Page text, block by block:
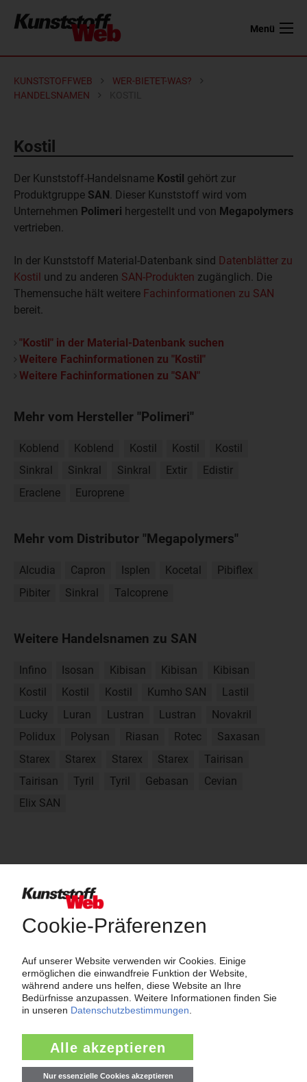
Menü
KUNSTSTOFFWEB
WER-BIETET-WAS?
HANDELSNAMEN
Kostil
Der Kunststoff-Handelsname Kostil gehört zur
Produktgruppe SAN. Dieser Kunststoff wird vom
Unternehmen Polimeri hergestellt und von Megapolymers
vertrieben.
In der Kunststoff Material-Datenbank sind Datenblätter zu
Kostil und zu anderen SAN-Produkten zugänglich. Die
Themensuche hält weitere Fachinformationen zu SAN
bereit.
"Kostil" in der Material-Datenbank suchen
Weitere Fachinformationen zu "Kostil"
Weitere Fachinformationen zu "SAN"
Mehr vom Hersteller "Polimeri"
Koblend Koblend Kostil Kostil
Kostil
Sinkral
Sinkral Sinkral Extir
Edistir
Eraclene
Europrene
Mehr vom Distributor "Megapolymers"
Alcudia Capron Isplen Kocetal
Pibiflex
Pibiter
Sinkral Talcoprene
Weitere Handelsnamen zu SAN
Infino Isosan Kibisan Kibisan
Kibisan
Kostil
Kostil Kostil Kumho SAN
Lastil
Lucky
Luran Lustran Lustran
Novakril
Polidux
Polysan Riasan Rotec
Saxasan
Starex
Starex Starex Starex
Tairisan
Tairisan
Tyril Tyril Gebasan
Cevian
Elix SAN
Als einer der Internet-Pioniere der Kunststoffindustrie
versorgt das KunststoffWeb bereits seit 1996 die Fach-
und Führungskräfte der Branche mit täglichen
Nachrichten rund um das Thema "Kunststoffe". Im Fokus
der Berichterstattung ist dabei die Preisentwicklung für
Kunststoffe sowie Märkte, Unternehmen, Produkte,
Material, Anwendungen und Verpackungen.